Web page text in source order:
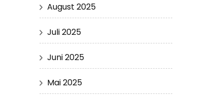
August 2025
Juli 2025
Juni 2025
Mai 2025